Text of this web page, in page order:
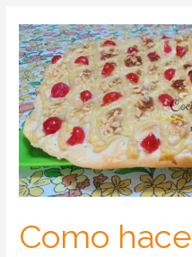
Como